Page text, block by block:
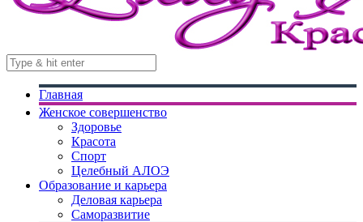
Главная
Женское совершенство
Здоровье
Красота
Спорт
Целебный АЛОЭ
Образование и карьера
Деловая карьера
Саморазвитие